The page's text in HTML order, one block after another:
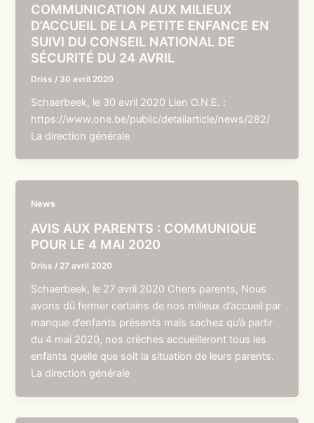
COMMUNICATION AUX MILIEUX
D’ACCUEIL DE LA PETITE ENFANCE EN
SUIVI DU CONSEIL NATIONAL DE
SÉCURITÉ DU 24 AVRIL
Driss / 30 avril 2020
Schaerbeek, le 30 avril 2020 Lien O.N.E. :
https://www.one.be/public/detailarticle/news/282/
La direction générale
News
AVIS AUX PARENTS : COMMUNIQUE
POUR LE 4 MAI 2020
Driss / 27 avril 2020
Schaerbeek, le 27 avril 2020 Chers parents, Nous
avons dû fermer certains de nos milieux d’accueil par
manque d’enfants présents mais sachez qu’à partir
du 4 mai 2020, nos crèches accueilleront tous les
enfants quelle que soit la situation de leurs parents.
La direction générale